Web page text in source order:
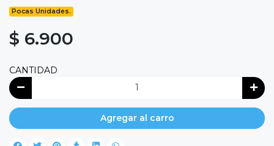
Pocas Unidades.
$ 6.900
CANTIDAD
Agregar al carro